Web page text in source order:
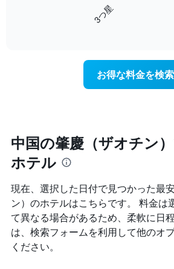
金
を
表
し
て
い
ま
す
し
て
表
し
た
も
の
で
す
た
今
週
末
の
客
室
の
均
料
3​つ星​
お得な料金を検索
中国の肇慶（ザオチン
ホテル
現在、選択した日付で見つかった最
ン）のホテルはこちらです。 料金は
て異なる場合があるため、柔軟に日
は、検索フォームを利用して他のオ
ください。